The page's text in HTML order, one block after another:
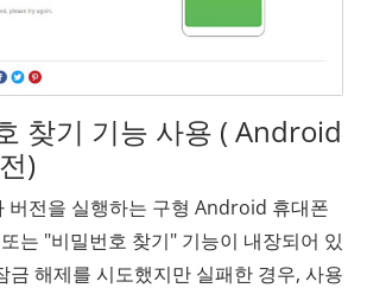
찾기 기능 사용 ( Android
)
전을 실행하는 구형 Android 휴대폰
는 "비밀번호 찾기" 기능이 내장되어 있
금 해제를 시도했지만 실패한 경우, 사용